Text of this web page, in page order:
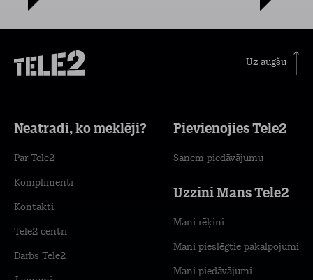
Uz augšu
Neatradi, ko meklēji?
Par Tele2
Komplimenti
Kontakti
Tele2 centri
Darbs Tele2
Pievienojies Tele2
Saņem piedāvājumu
Uzzini Mans Tele2
Mani rēķini
Mani pieslēgtie pakalpojumi
Mani piedāvājumi